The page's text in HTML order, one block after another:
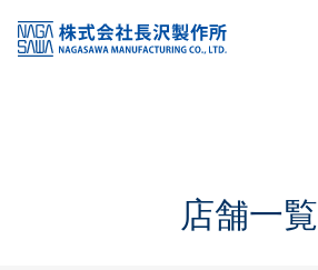
KSS加盟店・取扱店情報
店舗一覧
店舗一覧